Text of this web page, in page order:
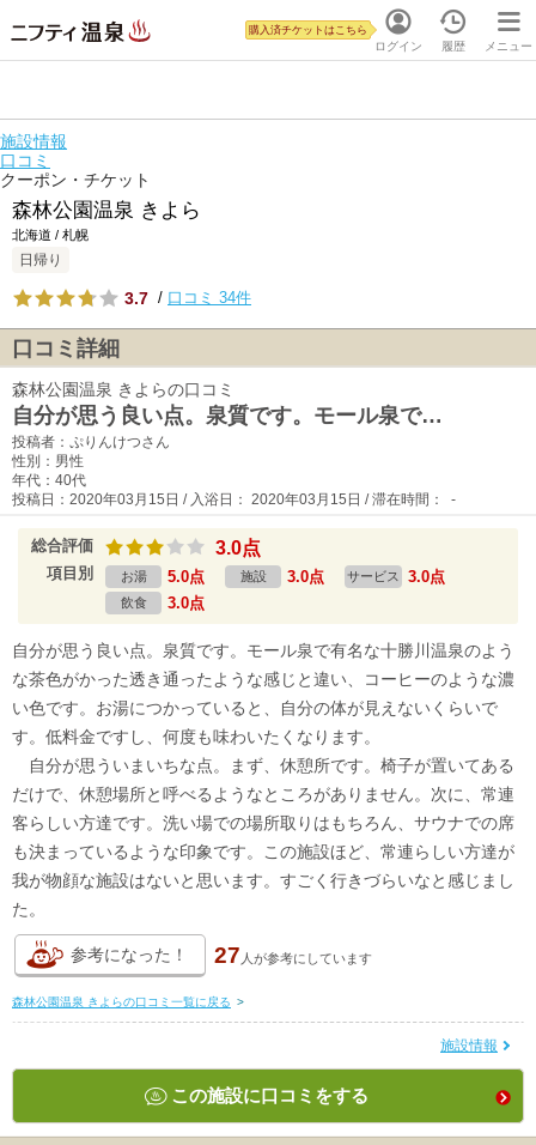
ログイン
購入済チケットはこちら
履歴 メニュー
施設情報
口コミ
クーポン・チケット
森林公園温泉 きよら
北海道 / 札幌
日帰り
3.7 / 口コミ 34件
口コミ詳細
森林公園温泉 きよらの口コミ
自分が思う良い点。泉質です。モール泉で…
投稿者：ぷりんけつさん
性別：男性
年代：40代
投稿日：2020年03月15日 / 入浴日： 2020年03月15日 / 滞在時間： -
総合評価 3.0点
項目別 お湯 5.0点 施設 3.0点 サービス 3.0点
飲食 3.0点
自分が思う良い点。泉質です。モール泉で有名な十勝川温泉のよう
な茶色がかった透き通ったような感じと違い、コーヒーのような濃
い色です。お湯につかっていると、自分の体が見えないくらいで
す。低料金ですし、何度も味わいたくなります。
自分が思ういまいちな点。まず、休憩所です。椅子が置いてある
だけで、休憩場所と呼べるようなところがありません。次に、常連
客らしい方達です。洗い場での場所取りはもちろん、サウナでの席
も決まっているような印象です。この施設ほど、常連らしい方達が
我が物顔な施設はないと思います。すごく行きづらいなと感じまし
た。
参考になった！ 27 人が参考にしています
森林公園温泉 きよらの口コミ一覧に戻る >
施設情報
この施設に口コミをする